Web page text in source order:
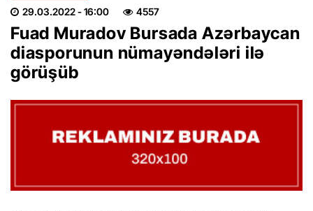
29.03.2022- 16:00 4557
Fuad Muradov Bursada Azərbaycan
diasporunun nümayəndələri ilə
görüşüb